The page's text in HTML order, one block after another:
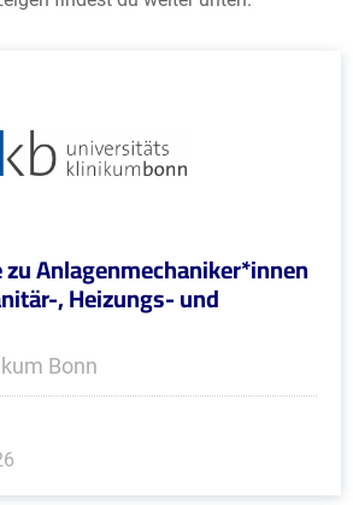
Anlagenmechaniker*innen
, Heizungs- und
Bonn